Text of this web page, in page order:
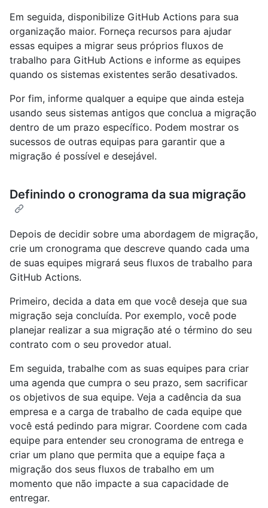
Em seguida, disponibilize GitHub Actions para sua
organização maior. Forneça recursos para ajudar
essas equipes a migrar seus próprios fluxos de
trabalho para GitHub Actions e informe as equipes
quando os sistemas existentes serão desativados.
Por fim, informe qualquer a equipe que ainda esteja
usando seus sistemas antigos que conclua a migração
dentro de um prazo específico. Podem mostrar os
sucessos de outras equipas para garantir que a
migração é possível e desejável.
Definindo o cronograma da sua migração
Depois de decidir sobre uma abordagem de migração,
crie um cronograma que descreve quando cada uma
de suas equipes migrará seus fluxos de trabalho para
GitHub Actions.
Primeiro, decida a data em que você deseja que sua
migração seja concluída. Por exemplo, você pode
planejar realizar a sua migração até o término do seu
contrato com o seu provedor atual.
Em seguida, trabalhe com as suas equipes para criar
uma agenda que cumpra o seu prazo, sem sacrificar
os objetivos de sua equipe. Veja a cadência da sua
empresa e a carga de trabalho de cada equipe que
você está pedindo para migrar. Coordene com cada
equipe para entender seu cronograma de entrega e
criar um plano que permita que a equipe faça a
migração dos seus fluxos de trabalho em um
momento que não impacte a sua capacidade de
entregar.